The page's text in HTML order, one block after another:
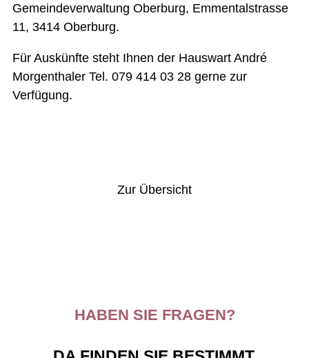
Gemeindeverwaltung Oberburg, Emmentalstrasse
11, 3414 Oberburg.
Für Auskünfte steht Ihnen der Hauswart André
Morgenthaler Tel. 079 414 03 28 gerne zur
Verfügung.
Zur Übersicht
HABEN SIE FRAGEN?